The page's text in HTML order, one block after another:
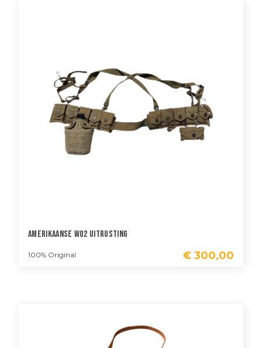
Amerikaanse WO2 Uitrusting
100% Original € 300,00